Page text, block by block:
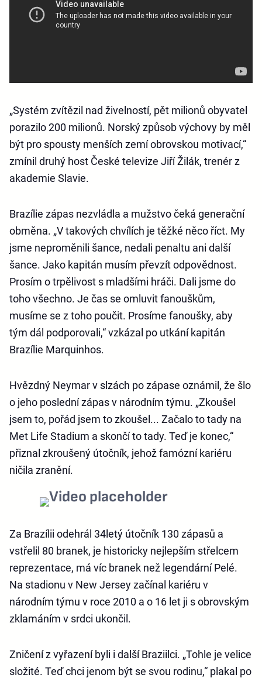
„Systém zvítězil nad živelností, pět milionů obyvatel
porazilo 200 milionů. Norský způsob výchovy by měl
být pro spousty menších zemí obrovskou motivací,“
zmínil druhý host České televize Jiří Žilák, trenér z
akademie Slavie.
Brazílie zápas nezvládla a mužstvo čeká generační
obměna. „V takových chvílích je těžké něco říct. My
jsme neproměnili šance, nedali penaltu ani další
šance. Jako kapitán musím převzít odpovědnost.
Prosím o trpělivost s mladšími hráči. Dali jsme do
toho všechno. Je čas se omluvit fanouškům,
musíme se z toho poučit. Prosíme fanoušky, aby
tým dál podporovali,“ vzkázal po utkání kapitán
Brazílie Marquinhos.
Hvězdný Neymar v slzách po zápase oznámil, že šlo
o jeho poslední zápas v národním týmu. „Zkoušel
jsem to, pořád jsem to zkoušel... Začalo to tady na
Met Life Stadium a skončí to tady. Teď je konec,“
přiznal zkroušený útočník, jehož famózní kariéru
ničila zranění.
Za Brazílii odehrál 34letý útočník 130 zápasů a
vstřelil 80 branek, je historicky nejlepším střelcem
reprezentace, má víc branek než legendární Pelé.
Na stadionu v New Jersey začínal kariéru v
národním týmu v roce 2010 a o 16 let ji s obrovským
zklamáním v srdci ukončil.
Zničení z vyřazení byli i další Braziilci. „Tohle je velice
složité. Teď chci jenom být se svou rodinu,“ plakal po